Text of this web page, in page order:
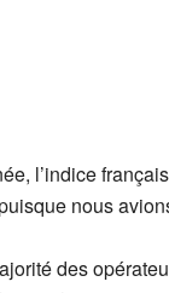
l’indice
nous
des